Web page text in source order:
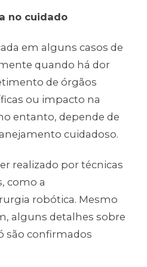
no cuidado
em alguns casos de
quando há dor
de órgãos
ou impacto na
entanto, depende de
cuidadoso.
realizado por técnicas
como a
robótica. Mesmo
alguns detalhes sobre
são confirmados